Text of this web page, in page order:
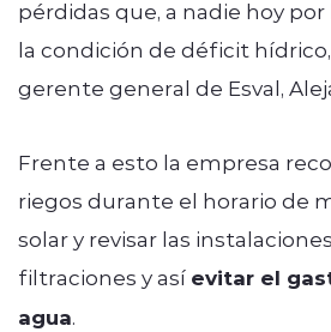
pérdidas que, a nadie hoy por
la condición de déficit hídrico,
gerente general de Esval,
Frente a esto la empresa
riegos durante el horario de
solar y revisar las
filtraciones y así evitar el
agua.